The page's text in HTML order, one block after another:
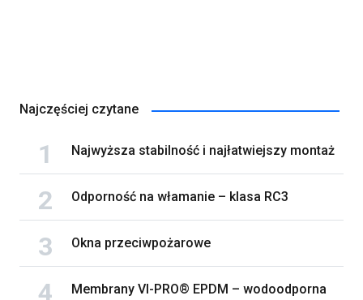
Najczęściej czytane
Najwyższa stabilność i najłatwiejszy montaż
Odporność na włamanie – klasa RC3
Okna przeciwpożarowe
Membrany VI-PRO® EPDM – wodoodporna